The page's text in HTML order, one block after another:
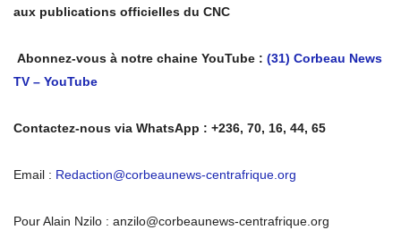
aux publications officielles du CNC
Abonnez-vous à notre chaine YouTube : (31) Corbeau News
TV – YouTube
Contactez-nous via WhatsApp : +236, 70, 16, 44, 65
Email : Redaction@corbeaunews-centrafrique.org
Pour Alain Nzilo : anzilo@corbeaunews-centrafrique.org